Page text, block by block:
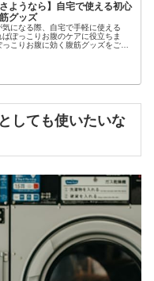
ようなら】自宅で使える初心
グッズ
になる際、自宅で手軽に使える
ばぽっこりお腹のケアに役立ちま
こりお腹に効く腹筋グッズをご紹
しても使いたいな